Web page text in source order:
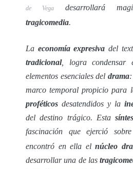
de Vega
desarrollará
tragicomedia.
La economía expresiva del
tradicional, logra condensar
elementos esenciales del drama
marco temporal propicio para
proféticos desatendidos y la
del destino trágico. Esta
fascinación que ejerció sobre
encontró en ella elnúcleo
desarrollar una de las